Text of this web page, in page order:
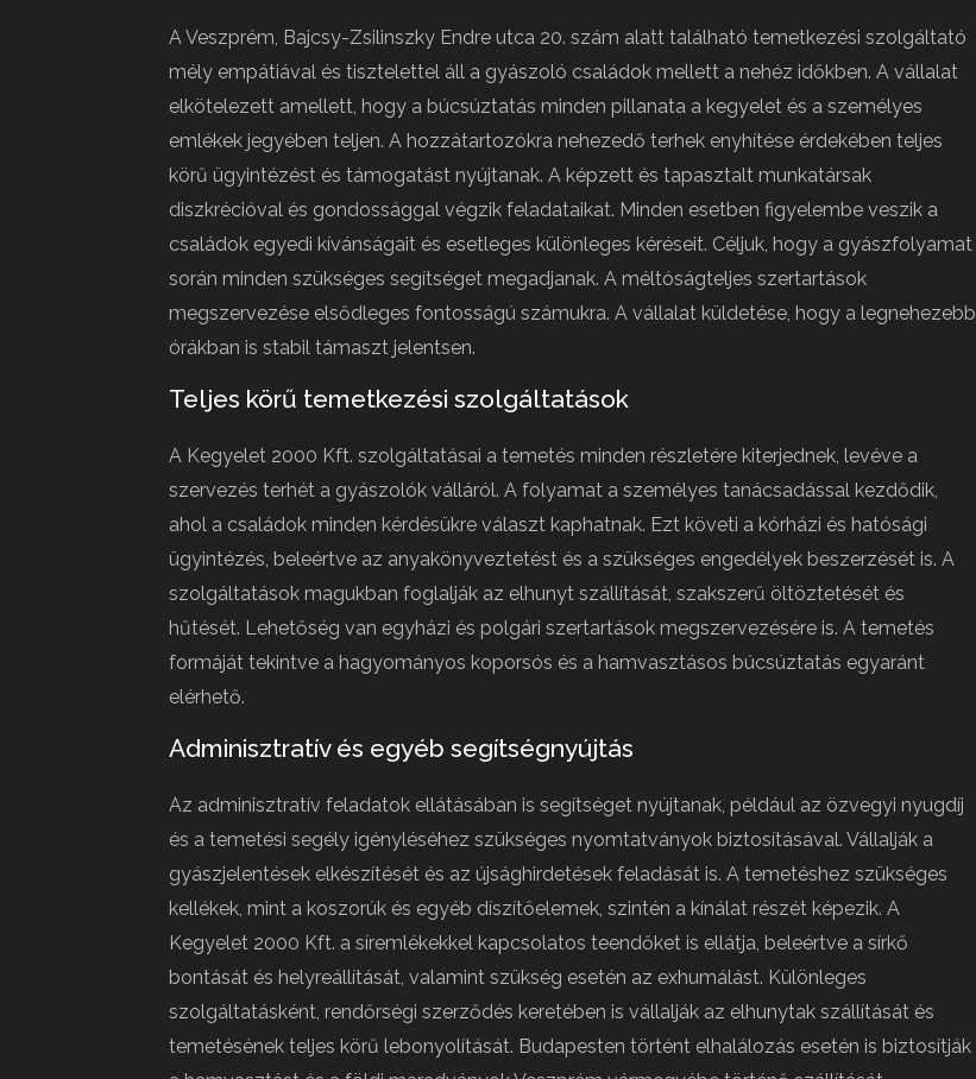
A Veszprém, Bajcsy-Zsilinszky Endre utca 20. szám alatt található temetkezési szolgáltató
mély empátiával és tisztelettel áll a gyászoló családok mellett a nehéz időkben. A vállalat
elkötelezett amellett, hogy a búcsúztatás minden pillanata a kegyelet és a személyes
emlékek jegyében teljen. A hozzátartozókra nehezedő terhek enyhítése érdekében teljes
körű ügyintézést és támogatást nyújtanak. A képzett és tapasztalt munkatársak
diszkrécióval és gondossággal végzik feladataikat. Minden esetben figyelembe veszik a
családok egyedi kívánságait és esetleges különleges kéréseit. Céljuk, hogy a gyászfolyamat
során minden szükséges segítséget megadjanak. A méltóságteljes szertartások
megszervezése elsődleges fontosságú számukra. A vállalat küldetése, hogy a legnehezebb
órákban is stabil támaszt jelentsen.
Teljes körű temetkezési szolgáltatások
A Kegyelet 2000 Kft. szolgáltatásai a temetés minden részletére kiterjednek, levéve a
szervezés terhét a gyászolók válláról. A folyamat a személyes tanácsadással kezdődik,
ahol a családok minden kérdésükre választ kaphatnak. Ezt követi a kórházi és hatósági
ügyintézés, beleértve az anyakönyveztetést és a szükséges engedélyek beszerzését is. A
szolgáltatások magukban foglalják az elhunyt szállítását, szakszerű öltöztetését és
hűtését. Lehetőség van egyházi és polgári szertartások megszervezésére is. A temetés
formáját tekintve a hagyományos koporsós és a hamvasztásos búcsúztatás egyaránt
elérhető.
Adminisztratív és egyéb segítségnyújtás
Az adminisztratív feladatok ellátásában is segítséget nyújtanak, például az özvegyi nyugdíj
és a temetési segély igényléséhez szükséges nyomtatványok biztosításával. Vállalják a
gyászjelentések elkészítését és az újsághirdetések feladását is. A temetéshez szükséges
kellékek, mint a koszorúk és egyéb díszítőelemek, szintén a kínálat részét képezik. A
Kegyelet 2000 Kft. a síremlékekkel kapcsolatos teendőket is ellátja, beleértve a sírkő
bontását és helyreállítását, valamint szükség esetén az exhumálást. Különleges
szolgáltatásként, rendőrségi szerződés keretében is vállalják az elhunytak szállítását és
temetésének teljes körű lebonyolítását. Budapesten történt elhalálozás esetén is biztosítják